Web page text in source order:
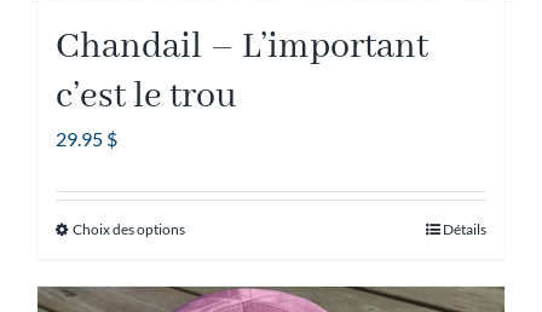
Chandail – L’important
c’est le trou
29.95 $
Choix des optionsCe
a
Détails